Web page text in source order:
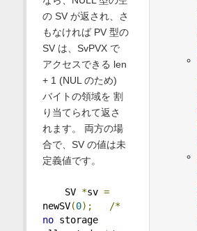
の SV が返され、さ
もなければ PV 型の
SV は、SvPVX で
アクセスできる len
+ 1 (NUL のため)
バイトの領域を 割
り当てられて返さ
れます。 両方の場
合で、SV の値は未
定義値です。
SV *sv =
newSV(0);
/*
no storage